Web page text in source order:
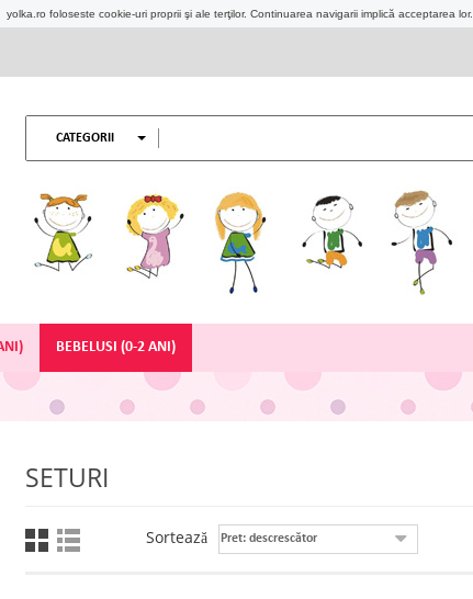
yolka.ro foloseste cookie-uri proprii şi ale terţilor. Continuarea navigarii implică acceptarea lor.
CATEGORII
BEBELUSI (0-2 ANI)
SETURI
Sortează Pret: descrescător